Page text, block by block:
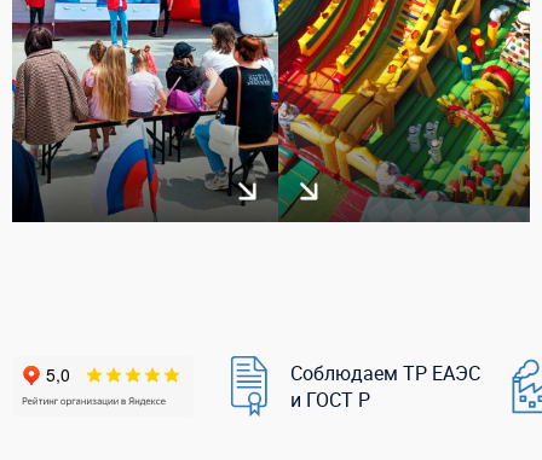
Соблюдаем ТР ЕАЭС
и ГОСТ Р